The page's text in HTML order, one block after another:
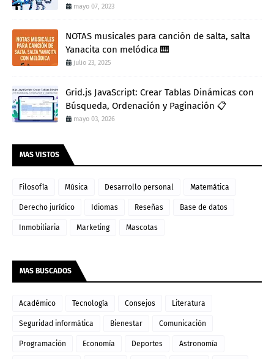
mayo 07, 2023
NOTAS musicales para canción de salta, salta
Yanacita con melódica 🎹
julio 23, 2025
Grid.js JavaScript: Crear Tablas Dinámicas con
Búsqueda, Ordenación y Paginación 📋
mayo 03, 2026
MAS VISTOS
Filosofía Música Desarrollo personal Matemática
Derecho jurídico Idiomas Reseñas Base de datos
Inmobiliaria Marketing Mascotas
MAS BUSCADOS
Académico Tecnología Consejos Literatura
Seguridad informática Bienestar Comunicación
Programación Economía Deportes Astronomía